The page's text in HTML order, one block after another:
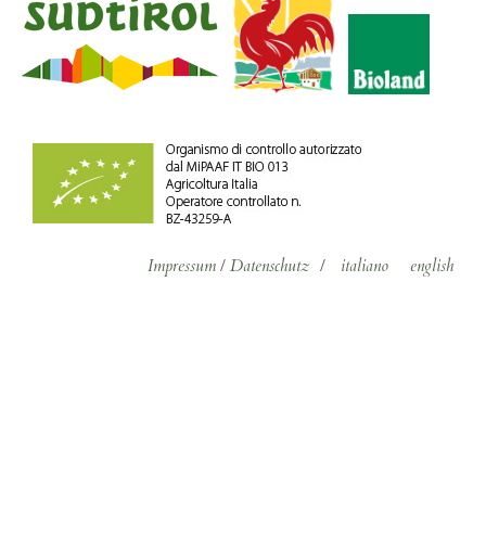
Impressum / Datenschutz / italiano english